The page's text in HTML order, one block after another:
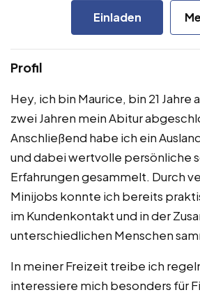
Einladen
Profil
Hey, ich bin Maurice, bin 21 Jahre
zwei Jahren mein Abitur
Anschließend habe ich ein
und dabei wertvolle persönliche
Erfahrungen gesammelt. Durch
Minijobs konnte ich bereits
im Kundenkontakt und in der
unterschiedlichen Menschen
In meiner Freizeit treibe ich
interessiere mich besonders für